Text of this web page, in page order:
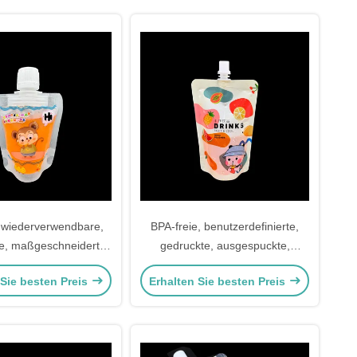
maßgeschneiderte,
/ umweltfreundliche
besten Preis
BPA-freie, benutzerdefinierte,
gedruckte, ausgespuckte,
aufgestellte Tasche für
Babynahrung, flüssige
Erhalten Sie besten Preis